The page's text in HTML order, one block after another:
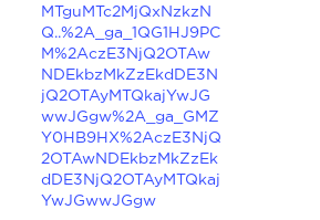
MTguMTc2MjQxNzkzN
Q..%2A_ga_1QG1HJ9PC
M%2AczE3NjQ2OTAw
NDEkbzMkZzEkdDE3N
jQ2OTAyMTQkajYwJG
wwJGgw%2A_ga_GMZ
Y0HB9HX%2AczE3NjQ
2OTAwNDEkbzMkZzEk
dDE3NjQ2OTAyMTQkaj
YwJGwwJGgw